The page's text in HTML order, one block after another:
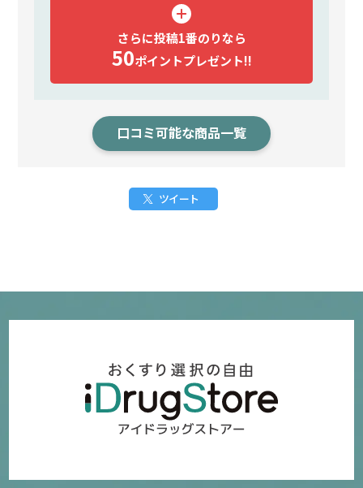
さらに投稿1番のりなら
50ポイントプレゼント!!
口コミ可能な商品一覧
ツイート